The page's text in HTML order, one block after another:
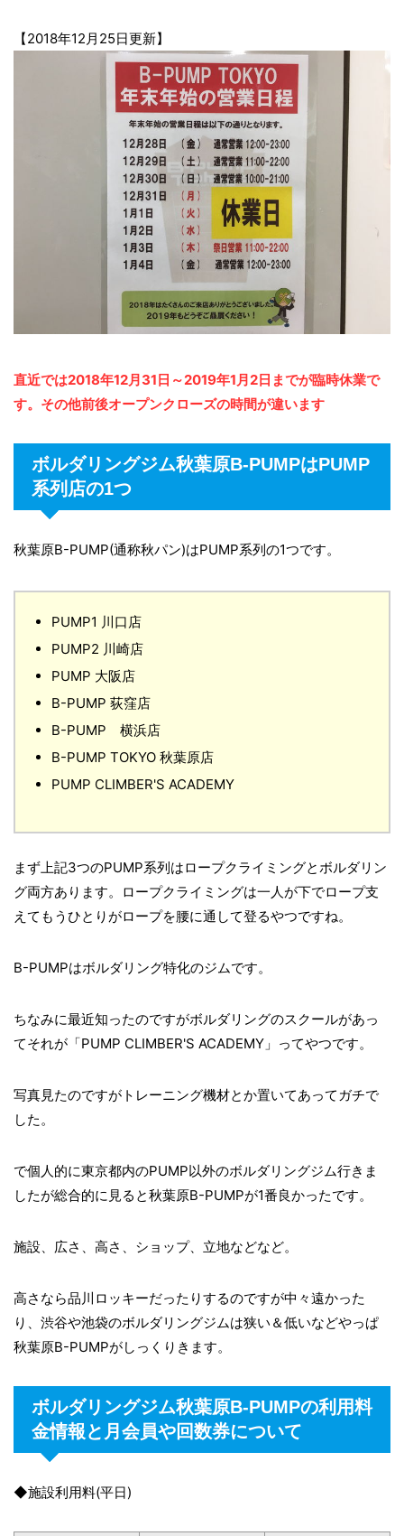
【2018年12月25日更新】
直近では2018年12月31日～2019年1月2日までが臨時休業で
す。その他前後オープンクローズの時間が違います
ボルダリングジム秋葉原B-PUMPはPUMP
系列店の1つ
秋葉原B-PUMP(通称秋パン)はPUMP系列の1つです。
PUMP1 川口店
PUMP2 川崎店
PUMP 大阪店
B-PUMP 荻窪店
B-PUMP 横浜店
B-PUMP TOKYO 秋葉原店
PUMP CLIMBER'S ACADEMY
まず上記3つのPUMP系列はロープクライミングとボルダリン
グ両方あります。ロープクライミングは一人が下でロープ支
えてもうひとりがロープを腰に通して登るやつですね。
B-PUMPはボルダリング特化のジムです。
ちなみに最近知ったのですがボルダリングのスクールがあっ
てそれが「PUMP CLIMBER'S ACADEMY」ってやつです。
写真見たのですがトレーニング機材とか置いてあってガチで
した。
で個人的に東京都内のPUMP以外のボルダリングジム行きま
したが総合的に見ると秋葉原B-PUMPが1番良かったです。
施設、広さ、高さ、ショップ、立地などなど。
高さなら品川ロッキーだったりするのですが中々遠かった
り、渋谷や池袋のボルダリングジムは狭い＆低いなどやっぱ
秋葉原B-PUMPがしっくりきます。
ボルダリングジム秋葉原B-PUMPの利用料
金情報と月会員や回数券について
◆施設利用料(平日)